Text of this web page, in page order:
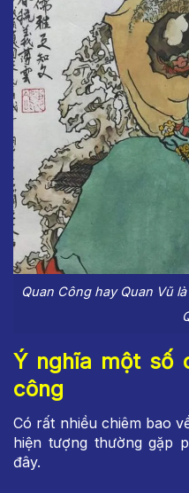
Quan Công hay Quan Vũ
Ý nghĩa một số
công
Có rất nhiều chiêm bao
hiện tượng thường gặp
đây.